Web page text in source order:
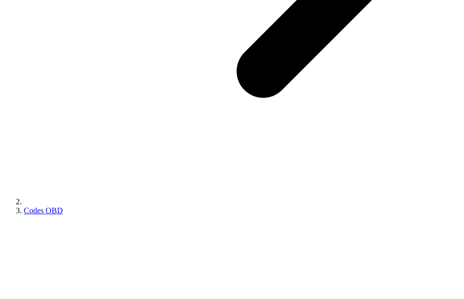
Codes OBD